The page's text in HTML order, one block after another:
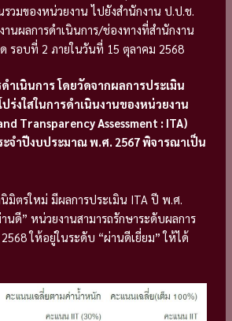
รวมของหน่วยงาน ไปยังสำนักงาน ป.ป.ช.
านผลการดำเนินการ/ช่องทางที่สำนักงาน
รอบที่ 2 ภายในวันที่ 15 ตุลาคม 2568
ำเนินการ โดยวัดจากผลการประเมิน
ร่งใสในการดำเนินงานของหน่วยงาน
Transparency Assessment : ITA)
จำปีงบประมาณ พ.ศ. 2567 พิจารณาเป็น
มิตรใหม่ มีผลการประเมิน ITA ปี พ.ศ.
นดี” หน่วยงานสามารถรักษาระดับผลการ
ให้อยู่ในระดับ “ผ่านดีเยี่ยม” ให้ได้